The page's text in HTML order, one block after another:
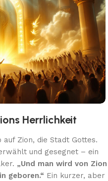
Herrlichkeit
Zion, die Stadt Gottes.
und gesegnet – ein
„Und man wird von Zion
geboren.“ Ein kurzer, aber